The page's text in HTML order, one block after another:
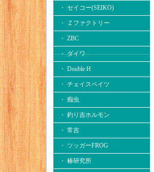
・ セイコー(SEIKO)
・ Ｚファクトリー
・ ZBC
・ ダイワ
・ Double.H
・ チェイスベイツ
・ 痴虫
・ 釣り吉ホルモン
・ 常吉
・ ツッガーFROG
・ 椿研究所